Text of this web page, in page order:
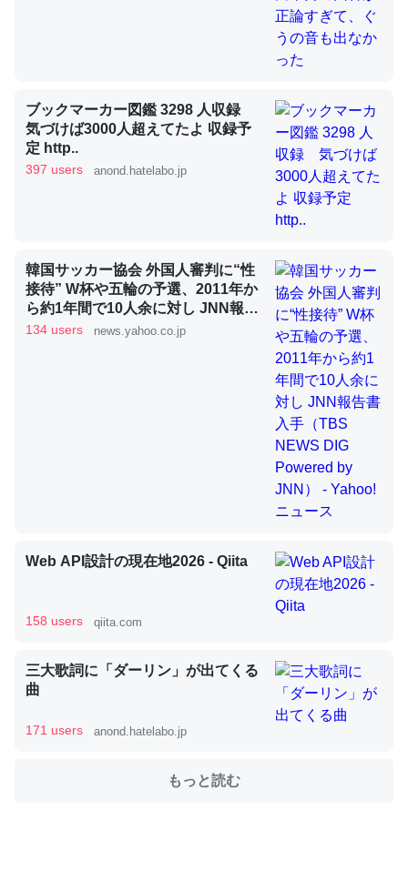
─GPTの仕組みと限界についての考察（１） - conceptualization
昆虫ってカルシウム少ないのか。知らんかった。調べたら
コオロギのカルシウム分はエビの600分の1程度。
─ニュース :: 【研究発表】昆虫学の大問題＝「昆虫はなぜ海にいな
論文では「淡水はカルシウムも酸素も不足してて両方に不
利だから両方が拮抗してるのでは」とあって面白い。海に
いる鋏角類（カブトガニ・ウミグモ）はカルシウムを使わ
ずキチンを強化してる筈だが、酵素が違うのか？
─ニュース :: 【研究発表】昆虫学の大問題＝「昆虫はなぜ海にいな
類は苦労してるんだな…。腹足類だと殻を無くしてナメク
ジになったり努力してるし。
─ニュース :: 【研究発表】昆虫学の大問題＝「昆虫はなぜ海にいな
ウチもEchoを実家に置いて４年。でたまに覗いてる。ぼ
位置情報を共有してる。電池残量や充電中かが分かるので
ブックマーカー図鑑 3298 人収録
気づけば3000人超えてたよ 収録予
定 http..
397 users anond.hatelabo.jp
韓国サッカー協会 外国人審判に“性
接待” W杯や五輪の予選、2011年か
ら約1年間で10人余に対し JNN報告
書入手（TBS NEWS DIG Powered
134 users news.yahoo.co.jp
Web API設計の現在地2026 - Qiita
158 users qiita.com
三大歌詞に「ダーリン」が出てくる
曲
171 users anond.hatelabo.jp
もっと読む